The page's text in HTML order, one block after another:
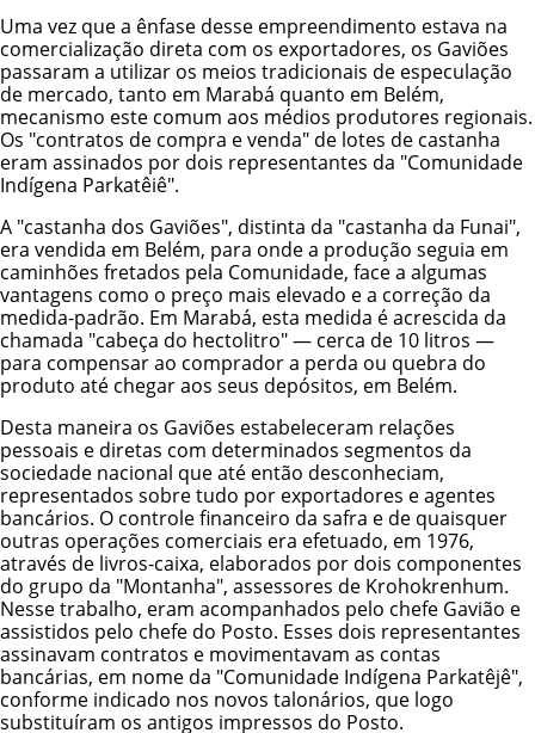
Uma vez que a ênfase desse empreendimento estava na
comercialização direta com os exportadores, os Gaviões
passaram a utilizar os meios tradicionais de especulação
de mercado, tanto em Marabá quanto em Belém,
mecanismo este comum aos médios produtores regionais.
Os "contratos de compra e venda" de lotes de castanha
eram assinados por dois representantes da "Comunidade
Indígena Parkatêiê".
A "castanha dos Gaviões", distinta da "castanha da Funai",
era vendida em Belém, para onde a produção seguia em
caminhões fretados pela Comunidade, face a algumas
vantagens como o preço mais elevado e a correção da
medida-padrão. Em Marabá, esta medida é acrescida da
chamada "cabeça do hectolitro" — cerca de 10 litros —
para compensar ao comprador a perda ou quebra do
produto até chegar aos seus depósitos, em Belém.
Desta maneira os Gaviões estabeleceram relações
pessoais e diretas com determinados segmentos da
sociedade nacional que até então desconheciam,
representados sobre tudo por exportadores e agentes
bancários. O controle financeiro da safra e de quaisquer
outras operações comerciais era efetuado, em 1976,
através de livros-caixa, elaborados por dois componentes
do grupo da "Montanha", assessores de Krohokrenhum.
Nesse trabalho, eram acompanhados pelo chefe Gavião e
assistidos pelo chefe do Posto. Esses dois representantes
assinavam contratos e movimentavam as contas
bancárias, em nome da "Comunidade Indígena Parkatêjê",
conforme indicado nos novos talonários, que logo
substituíram os antigos impressos do Posto.